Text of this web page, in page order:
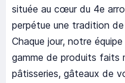
située au cœur du 4e
perpétue une tradition
Chaque jour, notre
gamme de produits faits
pâtisseries, gâteaux de